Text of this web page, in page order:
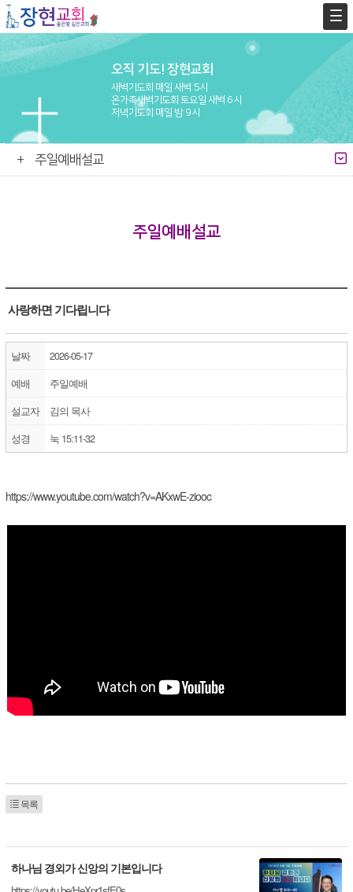
오직 기도! 장현교회
새벽기도회 매일 새벽 5시
온가족새벽기도회 토요일 새벽 6시
저녁기도회 매일 밤 9시
주일예배설교
주일예배설교
사랑하면 기다립니다
날짜
2026-05-17
예배
주일예배
설교자
김의 목사
성경
눅 15:11-32
https://www.youtube.com/watch?v=AKxwE-ziooc
목록
하나님 경외가 신앙의 기본입니다